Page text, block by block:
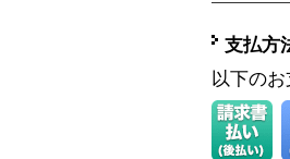
支払方
以下の